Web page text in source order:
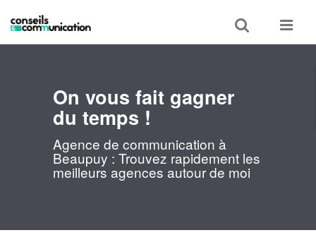
Toggle
search
Toggle
On vous fait gagner
du temps !
Agence de communication à
Beaupuy : Trouvez rapidement les
meilleurs agences autour de moi